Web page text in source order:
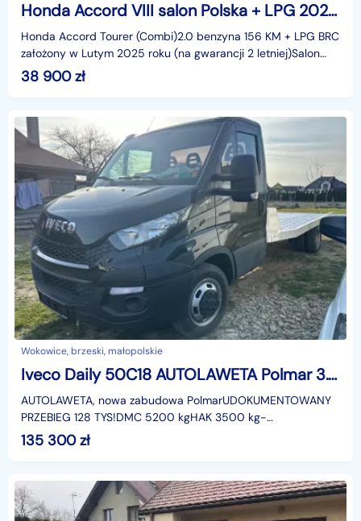
Honda Accord VIII salon Polska + LPG 2025r.
Honda Accord Tourer (Combi)2.0 benzyna 156 KM + LPG BRC
założony w Lutym 2025 roku (na gwarancji 2 letniej)Salon
Polska, bezwypadkowyPierwsza rejestracja Sierpi
38 900zł
Wokowice, brzeski, małopolskie
Iveco Daily 50C18 AUTOLAWETA Polmar 3.0 diesel 180 koni, AUTOMAT, 128 tys km
AUTOLAWETA, nowa zabudowa PolmarUDOKUMENTOWANY
PRZEBIEG 128 TYS!DMC 5200 kgHAK 3500 kg-
Automatyczna skrzynia biegów,- KLIMATRONIC,- tacho,-
webasto,- FAKTURA V
135 300zł